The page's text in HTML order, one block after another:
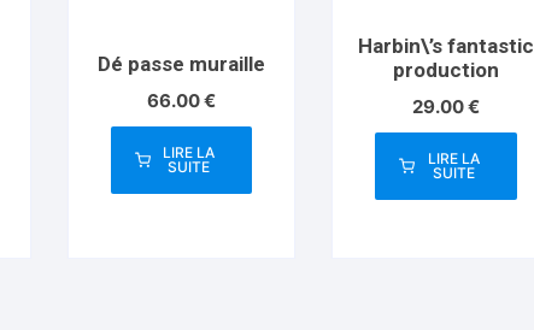
Dé passe muraille
66.00€
LIRE LA
SUITE
Harbin\’s fantastic
production
29.00€
LIRE LA
SUITE